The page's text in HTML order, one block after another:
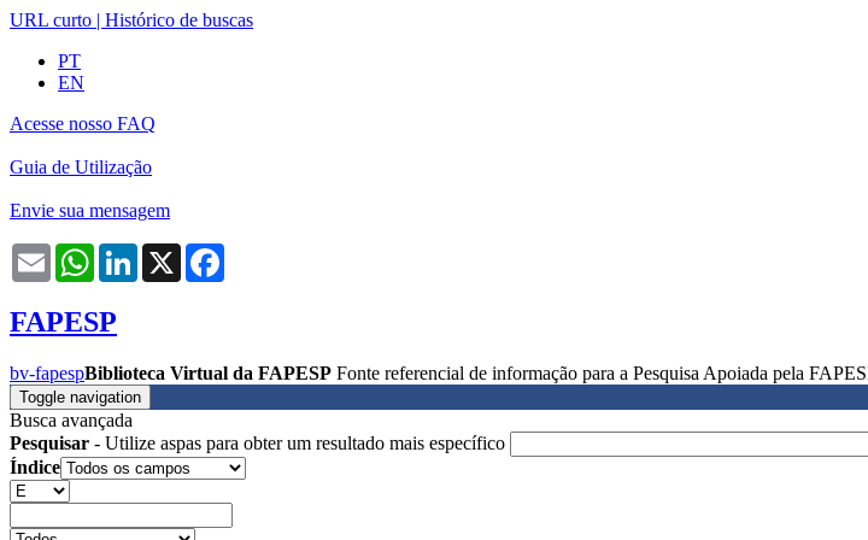
URL curto | Histórico de buscas
PT
EN
Acesse nosso FAQ
Guia de Utilização
Envie sua mensagem
Email WhatsAppLinkedIn
X
FAPESP
bv-fapespBiblioteca Virtual da FAPESP Fonte referencial de informação para a Pesquisa Apoiada pela
Toggle navigation
Busca avançada
Pesquisar - Utilize aspas para obter um resultado mais específico
Índice